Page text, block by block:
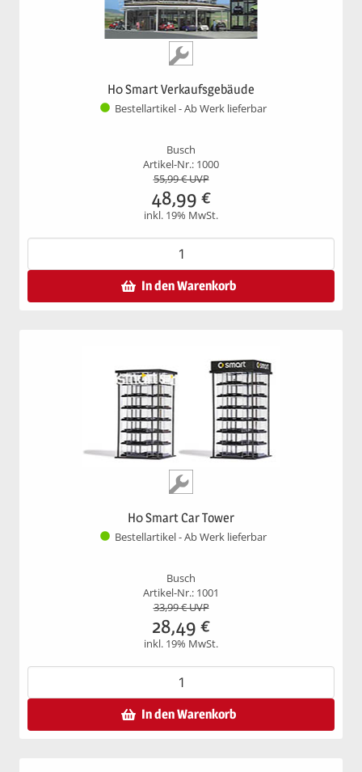
H0 Smart Verkaufsgebäude
Bestellartikel - Ab Werk lieferbar
Busch
Artikel-Nr.: 1000
55,99€ UVP
48,99 €
inkl. 19% MwSt.
In den Warenkorb
H0 Smart Car Tower
Bestellartikel - Ab Werk lieferbar
Busch
Artikel-Nr.: 1001
33,99€ UVP
28,49 €
inkl. 19% MwSt.
In den Warenkorb